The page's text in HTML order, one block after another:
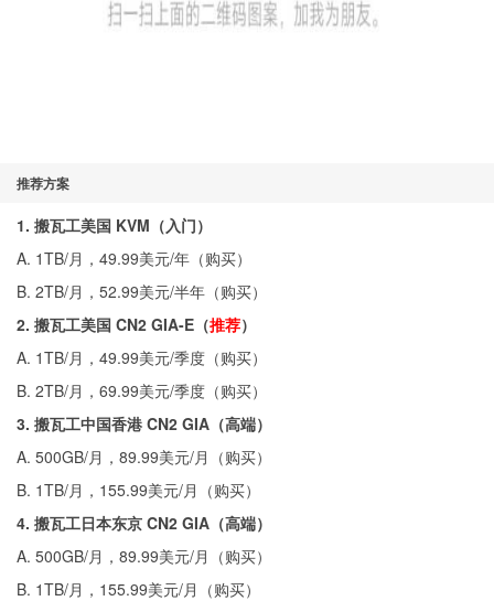
推荐方案
1. 搬瓦工美国 KVM（入门）
A. 1TB/月，49.99美元/年（购买）
B. 2TB/月，52.99美元/半年（购买）
2. 搬瓦工美国 CN2 GIA-E（推荐）
A. 1TB/月，49.99美元/季度（购买）
B. 2TB/月，69.99美元/季度（购买）
3. 搬瓦工中国香港 CN2 GIA（高端）
A. 500GB/月，89.99美元/月（购买）
B. 1TB/月，155.99美元/月（购买）
4. 搬瓦工日本东京 CN2 GIA（高端）
A. 500GB/月，89.99美元/月（购买）
B. 1TB/月，155.99美元/月（购买）